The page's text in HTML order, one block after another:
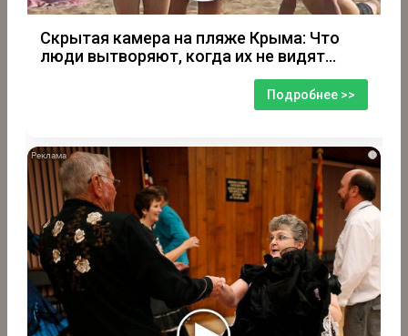
Скрытая камера на пляже Крыма: Что
люди вытворяют, когда их не видят...
Подробнее >>
i